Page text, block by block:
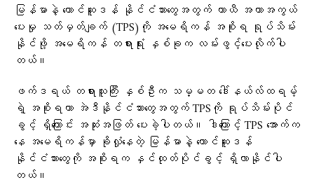
မြန်မာနဲ့ တောင်ဆူဒန် နိုင်ငံသားတွေအတွက် ယာယီ အကာအကွယ်
ပေးမှု သတ်မှတ်ချက် (TPS)ကို အမေရိကန် အစိုးရ ရုပ်သိမ်း
နိုင်ဖို့ အမေရိကန် တရားရုံး နှစ်ခုက လမ်းဖွင့်ပေးလိုက်ပါ
တယ်။
ဖက်ဒရယ် တရားသူကြီး နှစ်ဦးက သမ္မတ ဒေါ်နယ်လ်ထရမ့်
ရဲ့ အစိုးရဟာ အဲဒီနိုင်ငံသားတွေအတွက် TPSကို ရုပ်သိမ်းပိုင်
ခွင့် ရှိကြောင်း အဆုံးအဖြတ် ပေးခဲ့ပါတယ်။ ဒါကြောင့် TPS အောက်က
နေ အမေရိကန်မှာ ခိုလှုံနေတဲ့ မြန်မာနဲ့ တောင်ဆူဒန်
နိုင်ငံသားတွေကို အစိုးရက နှင်ထုတ်ပိုင်ခွင့် ရှိလာနိုင်ပါ
တယ်။